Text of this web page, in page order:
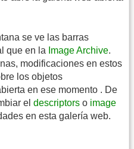
se ve las barras
que en la Image Archive.
modificaciones en estos
los objetos
en ese momento . De
el descriptors o image
en esta galería web.